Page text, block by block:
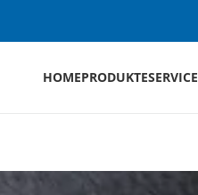
HOMEPRODUKTESERVICE